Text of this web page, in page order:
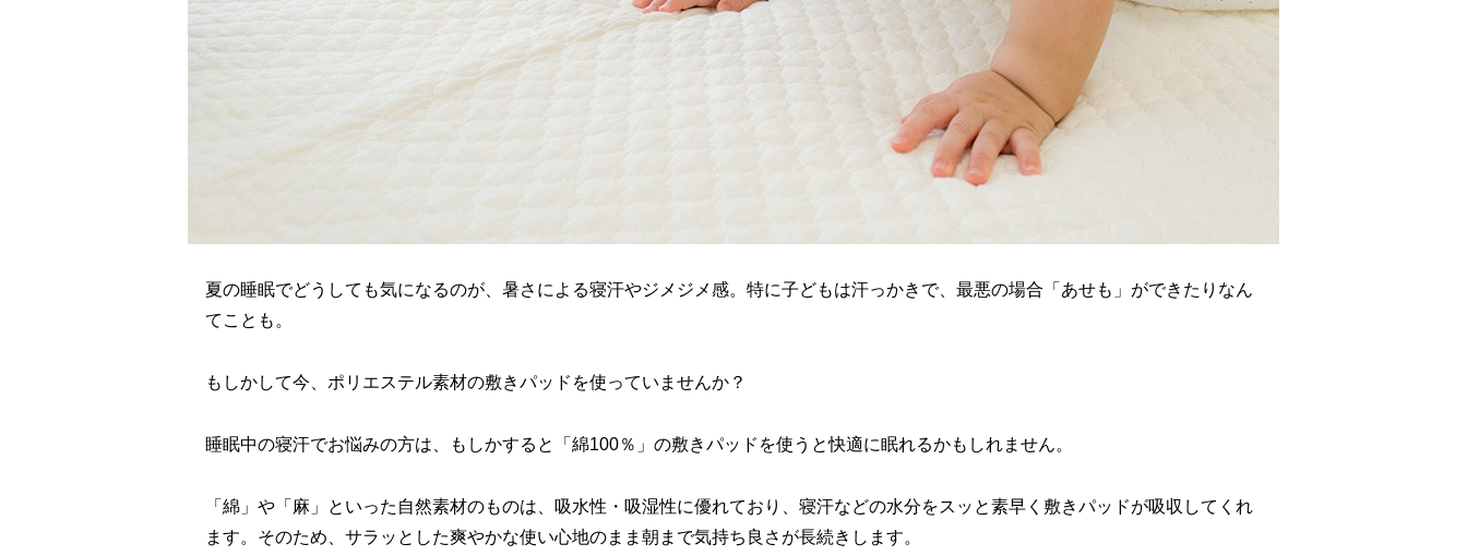
夏の睡眠でどうしても気になるのが、暑さによる寝汗やジメジメ感。特に子どもは汗っかきで、最悪の場合「あせも」ができたりなん
てことも。
もしかして今、ポリエステル素材の敷きパッドを使っていませんか？
睡眠中の寝汗でお悩みの方は、もしかすると「綿100％」の敷きパッドを使うと快適に眠れるかもしれません。
「綿」や「麻」といった自然素材のものは、吸水性・吸湿性に優れており、寝汗などの水分をスッと素早く敷きパッドが吸収してくれ
ます。そのため、サラッとした爽やかな使い心地のまま朝まで気持ち良さが長続きします。